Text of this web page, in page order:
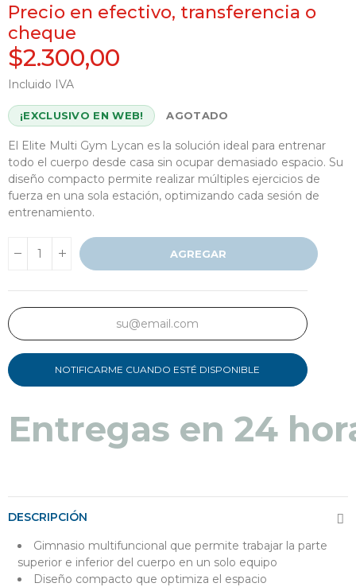
Precio en efectivo, transferencia o
cheque
$2.300,00
Incluido IVA
¡EXCLUSIVO EN WEB! AGOTADO
El Elite Multi Gym Lycan es la solución ideal para entrenar
todo el cuerpo desde casa sin ocupar demasiado espacio. Su
diseño compacto permite realizar múltiples ejercicios de
fuerza en una sola estación, optimizando cada sesión de
entrenamiento.
AGREGAR
NOTIFICARME CUANDO ESTÉ DISPONIBLE
Entregas en 24
DESCRIPCIÓN
Gimnasio multifuncional que permite trabajar la parte
superior e inferior del cuerpo en un solo equipo
Diseño compacto que optimiza el espacio